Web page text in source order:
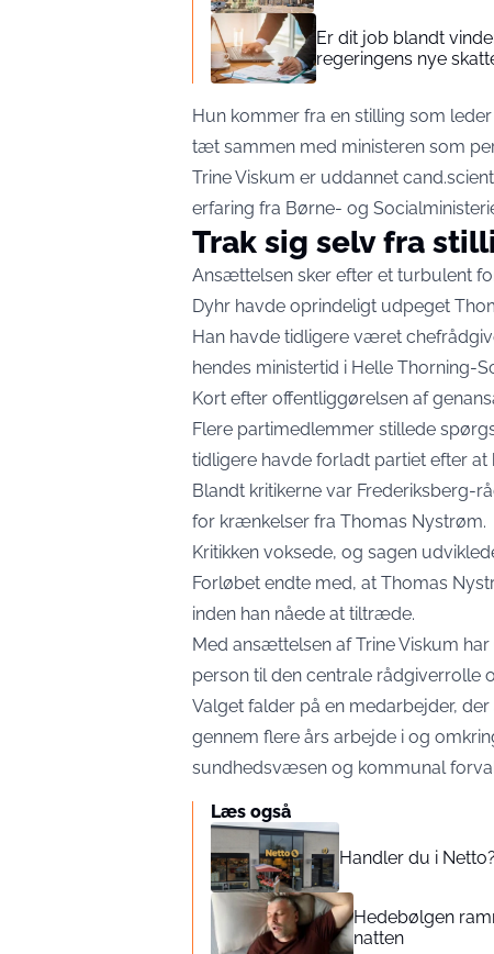
Er dit job blandt
regeringens nye
Hun kommer fra en stilling som
tæt sammen med ministeren som
Trine Viskum er uddannet
erfaring fra Børne- og
Trak sig selv fra
Ansættelsen sker efter et turbulent
Dyhr havde oprindeligt udpeget
Han havde tidligere været
hendes ministertid i Helle Thorning-
Kort efter offentliggørelsen af
Flere partimedlemmer stillede
tidligere havde forladt partiet efter
Blandt kritikerne var Frederiksberg-
for krænkelser fra Thomas Nystrøm.
Kritikken voksede, og sagen
Forløbet endte med, at Thomas
inden han nåede at tiltræde.
Med ansættelsen af Trine Viskum
person til den centrale rådgiverrolle
Valget falder på en medarbejder,
gennem flere års arbejde i og
sundhedsvæsen og kommunal
Læs også
Handler du i
Hedebølgen
natten